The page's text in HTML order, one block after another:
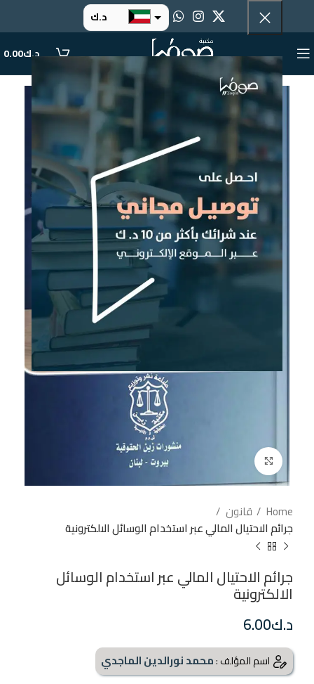
د.ك
ر.س
.د.ب
د.ك0.00
Home
قانون
جرائم الاحتيال المالي عبر استخدام الوسائل الالكترونية
جرائم الاحتيال المالي عبر استخدام الوسائل
الالكترونية
د.ك6.00
اسم المؤلف :محمد نورالدين الماجدي